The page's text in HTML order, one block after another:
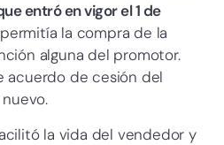
entró en vigor el 1 de
la compra de la
alguna del promotor.
acuerdo de cesión del
la vida del vendedor y